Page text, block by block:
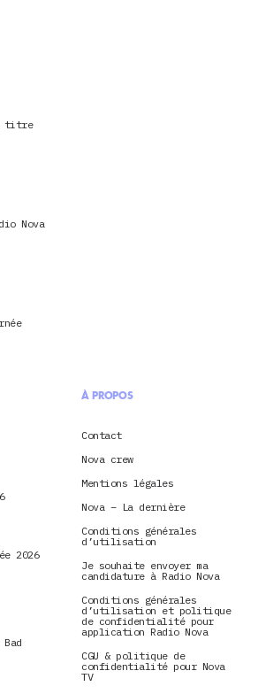
titre
Nova
2026
À PROPOS
Contact
Nova crew
Mentions légales
Nova – La dernière
Conditions générales
d’utilisation
Je souhaite envoyer ma
candidature à Radio Nova
Conditions générales
d’utilisation et politique
de confidentialité pour
application Radio Nova
CGU & politique de
confidentialité pour Nova
TV